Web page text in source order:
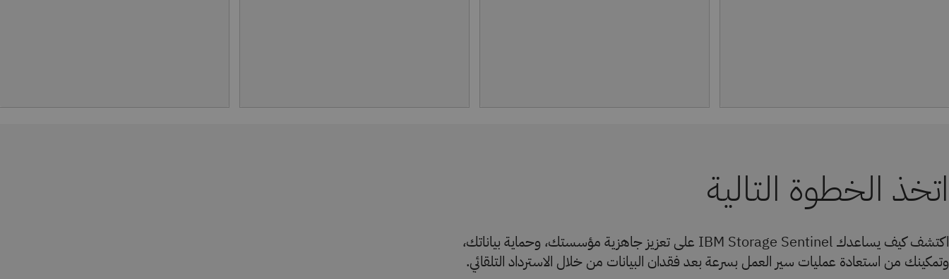
اتخذ الخطوة التالية
اكتشف كيف يساعدك IBM Storage Sentinel على تعزيز جاهزية مؤسستك، وحماية بياناتك،
وتمكينك من استعادة عمليات سير العمل بسرعة بعد فقدان البيانات من خلال الاسترداد التلقائي.